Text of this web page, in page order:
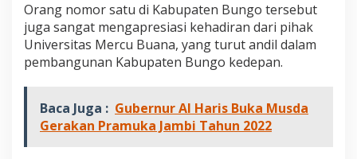
B
u
a
n
a
Orang nomor satu di Kabupaten Bungo tersebut
juga sangat mengapresiasi kehadiran dari pihak
Universitas Mercu Buana, yang turut andil dalam
pembangunan Kabupaten Bungo kedepan.
Baca Juga : Gubernur Al Haris Buka Musda
Gerakan Pramuka Jambi Tahun 2022